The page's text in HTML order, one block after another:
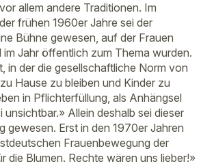
allem andere Traditionen. Im
frühen 1960er Jahre sei der
Bühne gewesen, auf der Frauen
im Jahr öffentlich zum Thema wurden.
in der die gesellschaftliche Norm von
Hause zu bleiben und Kinder zu
in Pflichterfüllung, als Anhängsel
unsichtbar.» Allein deshalb sei dieser
gewesen. Erst in den 1970er Jahren
Frauenbewegung der
die Blumen. Rechte wären uns lieber!»